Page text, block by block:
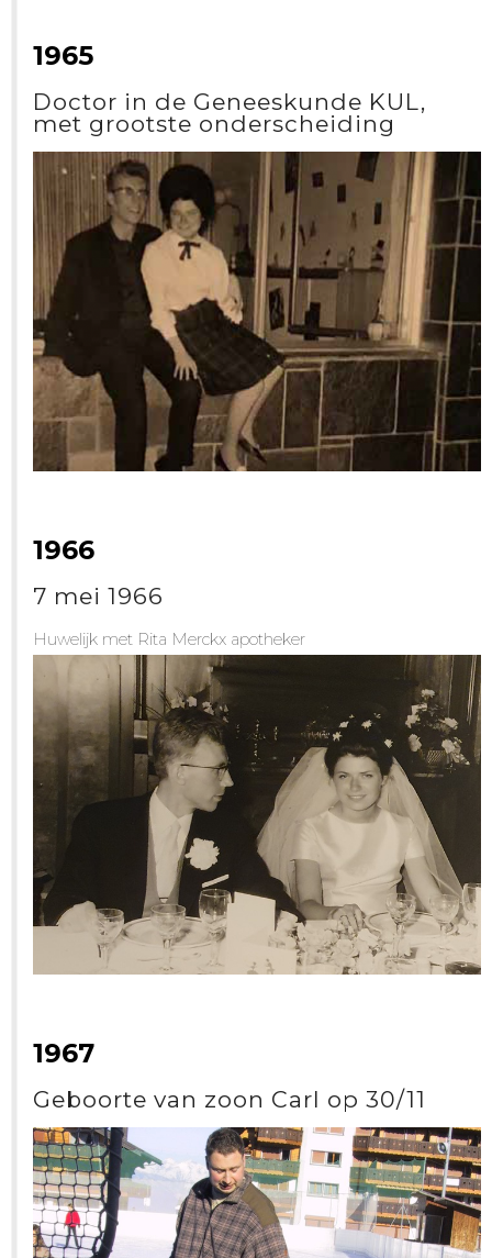
1965
Doctor in de Geneeskunde KUL,
met grootste onderscheiding
1966
7 mei 1966
Huwelijk met Rita Merckx apotheker
1967
Geboorte van zoon Carl op 30/11